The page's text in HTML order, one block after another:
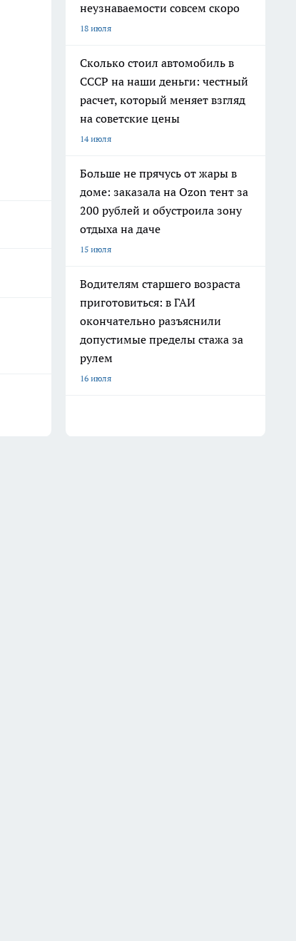
неузнаваемости совсем скоро
18 июля
Сколько стоил автомобиль в
СССР на наши деньги: честный
расчет, который меняет взгляд
на советские цены
14 июля
Больше не прячусь от жары в
доме: заказала на Ozon тент за
200 рублей и обустроила зону
отдыха на даче
15 июля
Водителям старшего возраста
приготовиться: в ГАИ
окончательно разъяснили
допустимые пределы стажа за
рулем
16 июля